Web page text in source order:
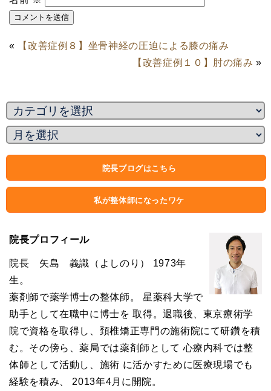
«
【改善症例８】坐骨神経の圧迫による膝の痛み
【改善症例１０】肘の痛み »
院長ブログはこちら
私が整体師になったワケ
院長プロフィール
院長 矢島 義識（よしのり） 1973年
生。
薬剤師で薬学博士の整体師。 星薬科大学で
助手として在職中に博士を 取得。退職後、東京療術学
院で資格を取得し、頚椎矯正専門の施術院にて研鑽を積
む。その傍ら、薬局では薬剤師として 心療内科では整
体師として活動し、施術 に活かすために医療現場でも
経験を積み、 2013年4月に開院。